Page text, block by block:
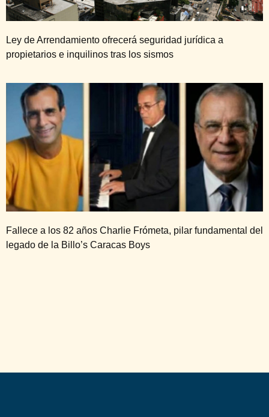
Ley de Arrendamiento ofrecerá seguridad jurídica a
propietarios e inquilinos tras los sismos
Fallece a los 82 años Charlie Frómeta, pilar fundamental del
legado de la Billo’s Caracas Boys